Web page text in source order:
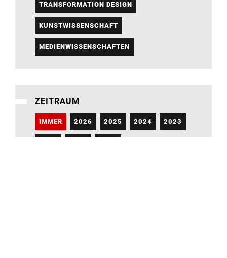
TRANSFORMATION DESIGN
KUNSTWISSENSCHAFT
MEDIENWISSENSCHAFTEN
ZEITRAUM
IMMER 2026 2025 2024 2023